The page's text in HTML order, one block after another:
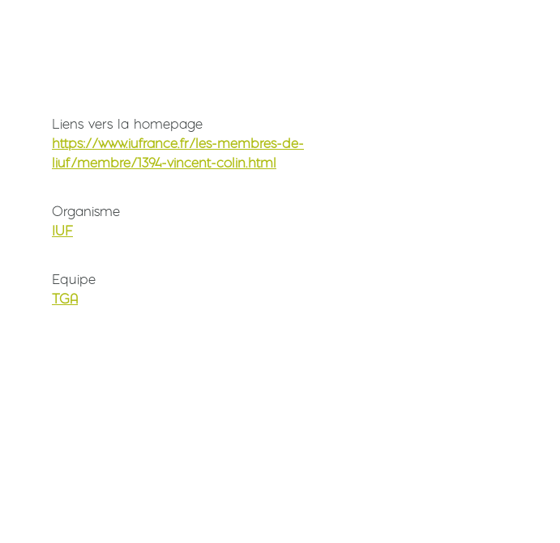
Liens vers la homepage
https://www.iufrance.fr/les-membres-de-
liuf/membre/1394-vincent-colin.html
Organisme
IUF
Equipe
TGA